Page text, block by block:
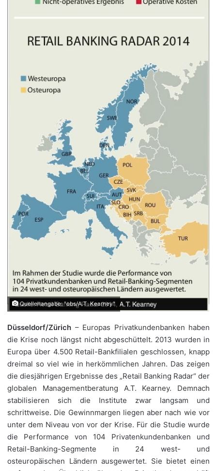
Quellenangabe: "obs/A.T. Kearney"
Düsseldorf/Zürich – Europas Privatkundenbanken haben
die Krise noch längst nicht abgeschüttelt. 2013 wurden in
Europa über 4.500 Retail-Bankfilialen geschlossen, knapp
dreimal so viel wie in herkömmlichen Jahren. Das zeigen
die diesjährigen Ergebnisse des „Retail Banking Radar“ der
globalen Managementberatung A.T. Kearney. Demnach
stabilisieren sich die Institute zwar langsam und
schrittweise. Die Gewinnmargen liegen aber nach wie vor
unter dem Niveau von vor der Krise. Für die Studie wurde
die Performance von 104 Privatenkundenbanken und
Retail-Banking-Segmente in 24 west- und
osteuropäischen Ländern ausgewertet. Sie bietet einen